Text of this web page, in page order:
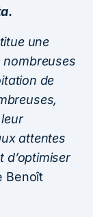
.
une
nombreuses
de
attentes
d’optimiser
Benoît